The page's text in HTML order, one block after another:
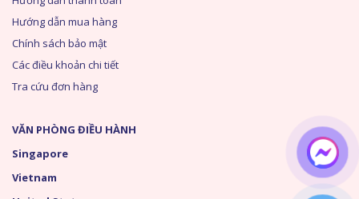
Hướng dẫn mua hàng
Chính sách bảo mật
Các điều khoản chi tiết
Tra cứu đơn hàng
VĂN PHÒNG ĐIỀU HÀNH
Singapore
Vietnam